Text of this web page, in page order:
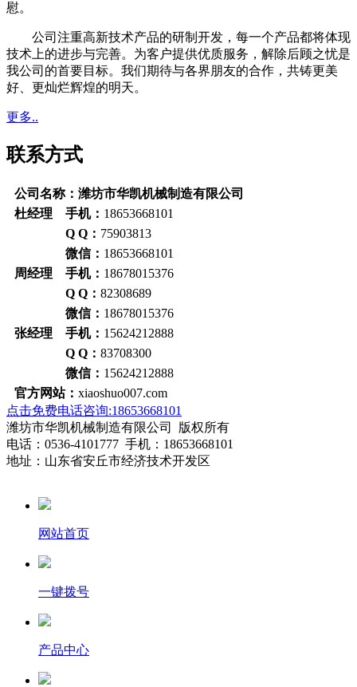
慰。
公司注重高新技术产品的研制开发，每一个产品都将体现
技术上的进步与完善。为客户提供优质服务，解除后顾之忧是
我公司的首要目标。我们期待与各界朋友的合作，共铸更美
好、更灿烂辉煌的明天。
更多..
联系方式
公司名称：潍坊市华凯机械制造有限公司
杜经理 手机： 18653668101
Q Q： 75903813
微信： 18653668101
周经理 手机： 18678015376
Q Q： 82308689
微信： 18678015376
张经理 手机： 15624212888
Q Q： 83708300
微信： 15624212888
官方网站： xiaoshuo007.com
点击免费电话咨询:18653668101
潍坊市华凯机械制造有限公司 版权所有
电话：0536-4101777 手机：18653668101
地址：山东省安丘市经济技术开发区
网站首页
一键拨号
产品中心